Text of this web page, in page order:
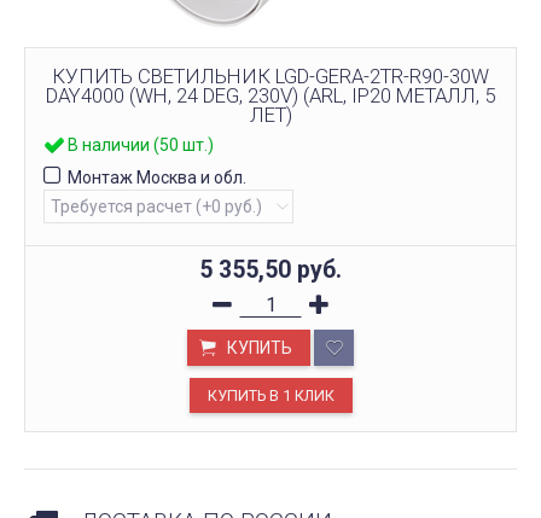
КУПИТЬ СВЕТИЛЬНИК LGD-GERA-2TR-R90-30W
DAY4000 (WH, 24 DEG, 230V) (ARL, IP20 МЕТАЛЛ, 5
ЛЕТ)
В наличии (50 шт.)
Монтаж Москва и обл.
5 355,50 руб.
КУПИТЬ